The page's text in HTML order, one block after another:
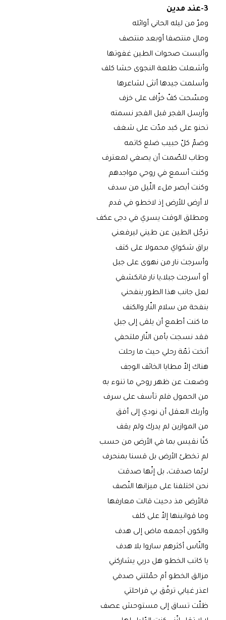
3-عند مدين
ومرّ من ليله الحاني أوائله
ومال منتصفا أوبعد منتصف
وألبست صحوات الطين غفوتها
وأشعلت طلعة النجوى حشا كلف
وأسلمت جيدها أنثى لشاعرها
ومسّحت كفّ خزّاف على خزف
وأرسل الفجر قبل الفجر نسمته
تحنو على كبد مدّت على شغف
وضمّ كلّ حبيب ضلع كاتمه
وطاب للصّمت أن يصغي لمعترف
وكنت أسمع في روحي مواجدهم
وكنت أبصر ملء اللّيل من سدف
لا أرض للأرض إذ لاخطو في قدم
ومطلق الوقت يسري في دجى عكف
ترجّل الطين عن طيني ليرفعني
براق شكواي محمولا على كتف
وأسرجت نار من نهوى على جبل
أو أسرجت جبلا،يا نار فانكشفي
لعل جانب هذا الطور ينفحني
بنفحة من سلام النّار والكنف
ما كنت أطمع أن يلقى إلى جبل
فقد نسجت بأمن النّار ملتحفي
أنخت ثمّة رحلي حيث ما رحلت
هناك إلاّ مطايا الخائف الوجف
وضعت عن ظهر روحي ما تنوء به
من الحمول فلم تأسف على سرف
وأربك العقل أن نودي إلى أفق
من الموازين لم يدرك ولم يقف
كنّا نقيس بما في الأرض من حسب
لم تخطئ الأرض بل قسنا بمنحرف
لربّما صدقت، بل إنّها صدقت
نحن اختلفنا على ميزانها النّصف
فالأرض مذ دحيت قالت معارفها
وما قوانينها إلاّ على كلف
والكون أجمعه ماض إلى هدف
والنّاس أكثرهم ساروا بلا هدف
يا كاتب الخطو هل دربي يشاركني
مزالق الخطو أم حمّلتني صدفي
اعذر غيابي ترفّق بي فراحلتي
ظلّت تساق إلى مستوحش عصف